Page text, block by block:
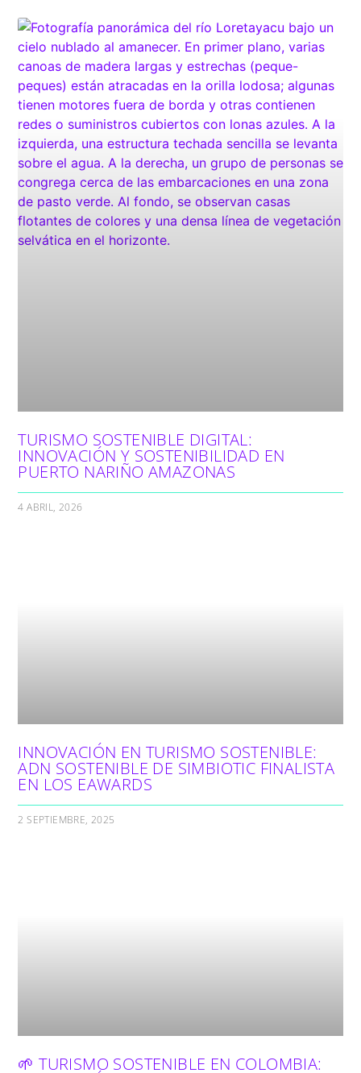
TURISMO SOSTENIBLE DIGITAL:
INNOVACIÓN Y SOSTENIBILIDAD EN
PUERTO NARIÑO AMAZONAS
4 ABRIL, 2026
INNOVACIÓN EN TURISMO SOSTENIBLE:
ADN SOSTENIBLE DE SIMBIOTIC FINALISTA
EN LOS EAWARDS
2 SEPTIEMBRE, 2025
🌱 TURISMO SOSTENIBLE EN COLOMBIA: